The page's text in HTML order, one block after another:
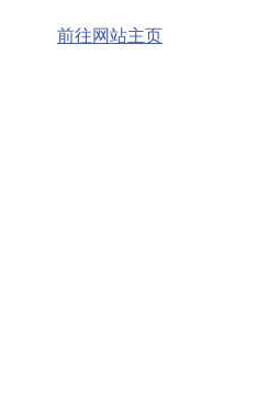
前往网站主页